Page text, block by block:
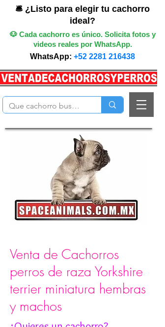
🛎️ ¿Listo para elegir tu cachorro
ideal?
🐶 Cada cachorro es único. Solicita fotos y
videos reales por WhatsApp.
WhatsApp: +52 2281 216438
Venta de Cachorros
perros de raza Yorkshire
terrier miniatura hembras
y machos